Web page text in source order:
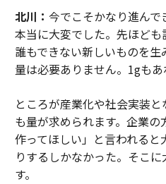
北川： 今でこそかなり進ん
本当に大変でした。先ほど
誰もできない新しいものを生
量は必要ありません。1gもあ
ところが産業化や社会実装
も量が求められます。企業
作ってほしい」と言われる
りするしかなかった。そこ
す。